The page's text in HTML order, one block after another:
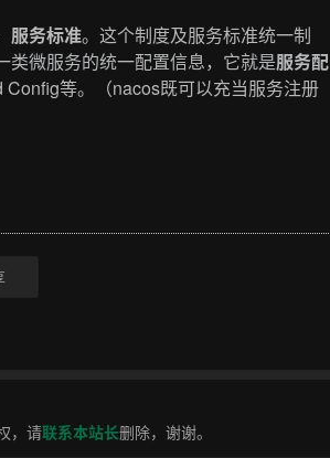
服务标准。这个制度及服务标准统一制
类微服务的统一配置信息，它就是服务配
等。（nacos既可以充当服务注册
，请联系本站长删除，谢谢。